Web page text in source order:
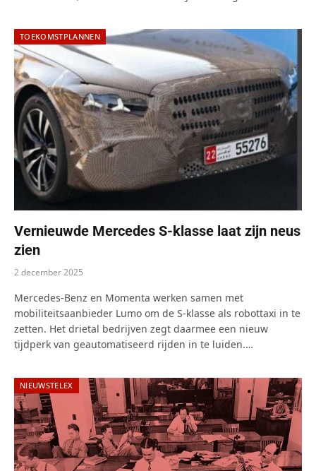
TOEKOMSTPLANNEN
Vernieuwde Mercedes S-klasse laat zijn neus
zien
2 december 2025
Mercedes-Benz en Momenta werken samen met
mobiliteitsaanbieder Lumo om de S-klasse als robottaxi in te
zetten. Het drietal bedrijven zegt daarmee een nieuw
tijdperk van geautomatiseerd rijden in te luiden.…
NIEUWSTELEX